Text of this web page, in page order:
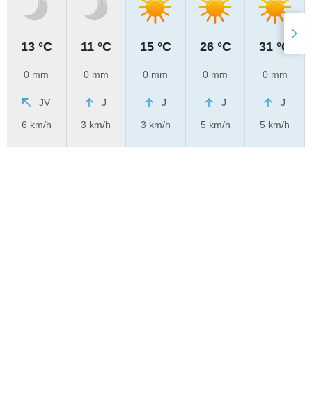
13 °C
0 mm
JV
6 km/h
11 °C
0 mm
J
3 km/h
15 °C
0 mm
J
3 km/h
26 °C
0 mm
J
5 km/h
31 °C
0 mm
J
5 km/h